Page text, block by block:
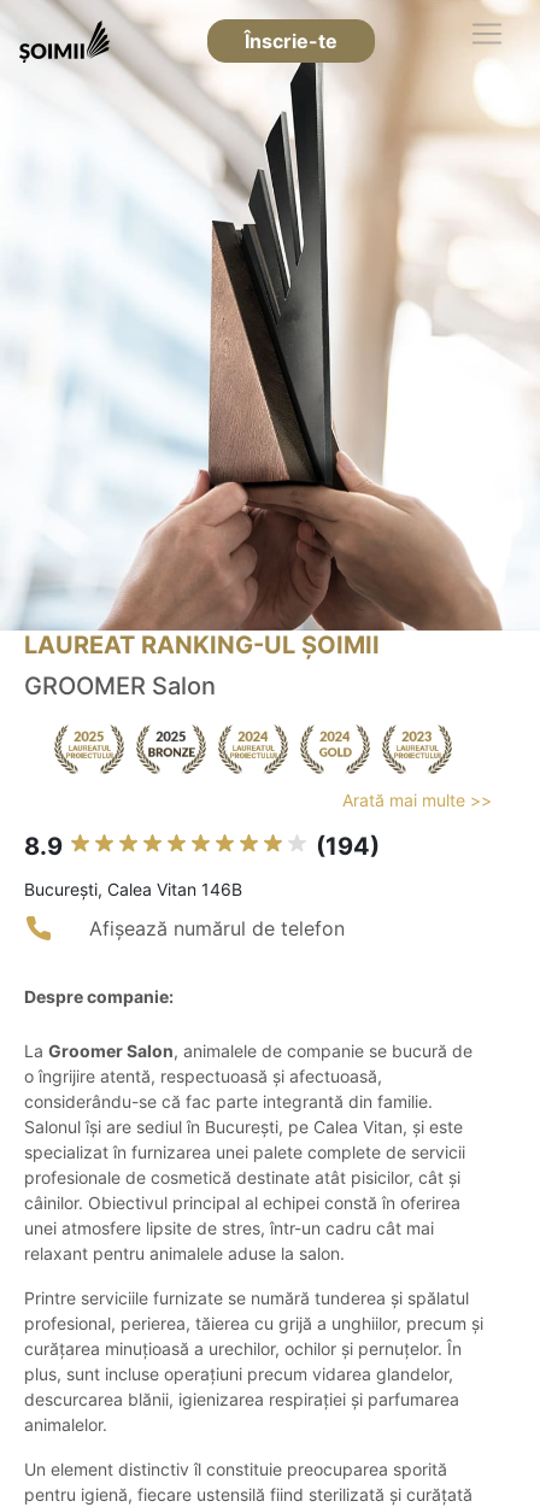
Înscrie-te
LAUREAT RANKING-UL ȘOIMII
GROOMER Salon
Arată mai multe >>
8.9 (194)
Bucureşti, Calea Vitan 146B
Afișează numărul de telefon
Despre companie:
La Groomer Salon, animalele de companie se bucură de
o îngrijire atentă, respectuoasă și afectuoasă,
considerându-se că fac parte integrantă din familie.
Salonul își are sediul în București, pe Calea Vitan, și este
specializat în furnizarea unei palete complete de servicii
profesionale de cosmetică destinate atât pisicilor, cât și
câinilor. Obiectivul principal al echipei constă în oferirea
unei atmosfere lipsite de stres, într-un cadru cât mai
relaxant pentru animalele aduse la salon.
Printre serviciile furnizate se numără tunderea și spălatul
profesional, perierea, tăierea cu grijă a unghiilor, precum și
curățarea minuțioasă a urechilor, ochilor și pernuțelor. În
plus, sunt incluse operațiuni precum vidarea glandelor,
descurcarea blănii, igienizarea respirației și parfumarea
animalelor.
Un element distinctiv îl constituie preocuparea sporită
pentru igienă, fiecare ustensilă fiind sterilizată și curățată